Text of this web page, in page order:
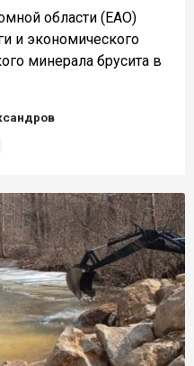
области (ЕАО)
и экономического
минерала брусита в